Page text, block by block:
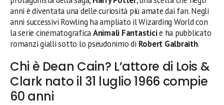
anni è diventata una delle curiosità più amate dai fan. Negli
anni successivi Rowling ha ampliato il Wizarding World con
la serie cinematograficaAnimali Fantasticie ha pubblicato
romanzi gialli sotto lo pseudonimo di Robert Galbraith.
Chi è Dean Cain? L’attore di Lois &
Clark nato il 31 luglio 1966 compie
60 anni